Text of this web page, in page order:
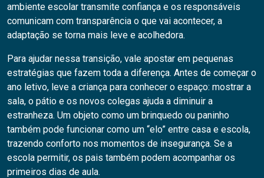
ambiente escolar transmite confiança e os responsáveis
comunicam com transparência o que vai acontecer, a
adaptação se torna mais leve e acolhedora.
Para ajudar nessa transição, vale apostar em pequenas
estratégias que fazem toda a diferença. Antes de começar o
ano letivo, leve a criança para conhecer o espaço: mostrar a
sala, o pátio e os novos colegas ajuda a diminuir a
estranheza. Um objeto como um brinquedo ou paninho
também pode funcionar como um “elo” entre casa e escola,
trazendo conforto nos momentos de insegurança. Se a
escola permitir, os pais também podem acompanhar os
primeiros dias de aula.